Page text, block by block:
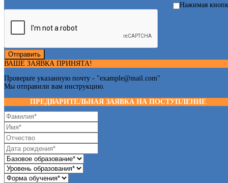
Нажимая
Отправить
ВАШЕ ЗАЯВКА ПРИНЯТА!
Проверьте указанную почту - "example@mail.com"
Мы отправили вам инструкцию.
ПРЕДВАРИТЕЛЬНАЯ ЗАЯВКА НА ПОСТУПЛЕНИЕ